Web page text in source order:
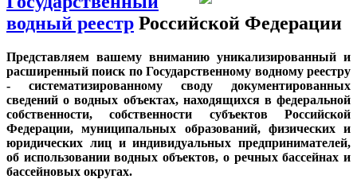
водный реестр Российской Федерации
Представляем вашему вниманию уникализированный и
расширенный поиск по Государственному водному реестру
- систематизированному своду документированных
сведений о водных объектах, находящихся в федеральной
собственности, собственности субъектов Российской
Федерации, муниципальных образований, физических и
юридических лиц и индивидуальных предпринимателей,
об использовании водных объектов, о речных бассейнах и
бассейновых округах.